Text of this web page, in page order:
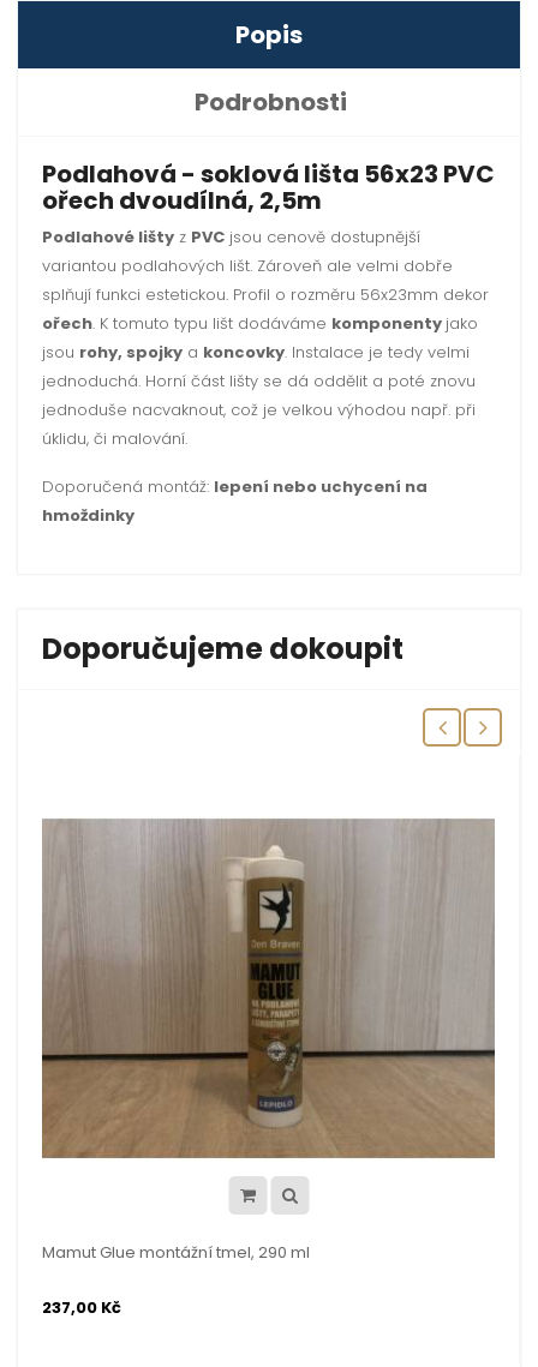
Popis
Podrobnosti
Podlahová - soklová lišta 56x23 PVC
ořech dvoudílná, 2,5m
Podlahové lišty z PVC jsou cenově dostupnější
variantou podlahových lišt. Zároveň ale velmi dobře
splňují funkci estetickou. Profil o rozměru 56x23mm dekor
ořech. K tomuto typu lišt dodáváme komponenty jako
jsou rohy, spojky a koncovky. Instalace je tedy velmi
jednoduchá. Horní část lišty se dá oddělit a poté znovu
jednoduše nacvaknout, což je velkou výhodou např. při
úklidu, či malování.
Doporučená montáž: lepení nebo uchycení na
hmoždinky
Doporučujeme dokoupit
Mamut Glue montážní tmel, 290 ml
237,00 Kč